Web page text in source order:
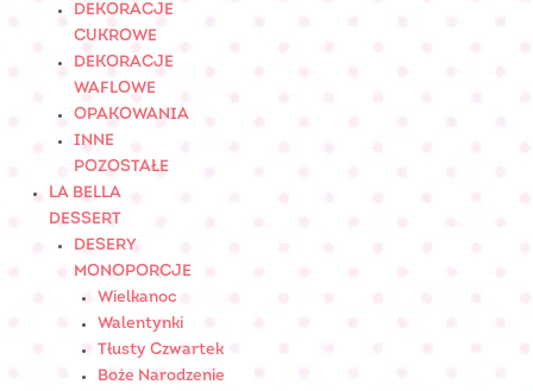
DEKORACJE
CUKROWE
DEKORACJE
WAFLOWE
OPAKOWANIA
INNE
POZOSTAŁE
LA BELLA
DESSERT
DESERY
MONOPORCJE
Wielkanoc
Walentynki
Tłusty Czwartek
Boże Narodzenie